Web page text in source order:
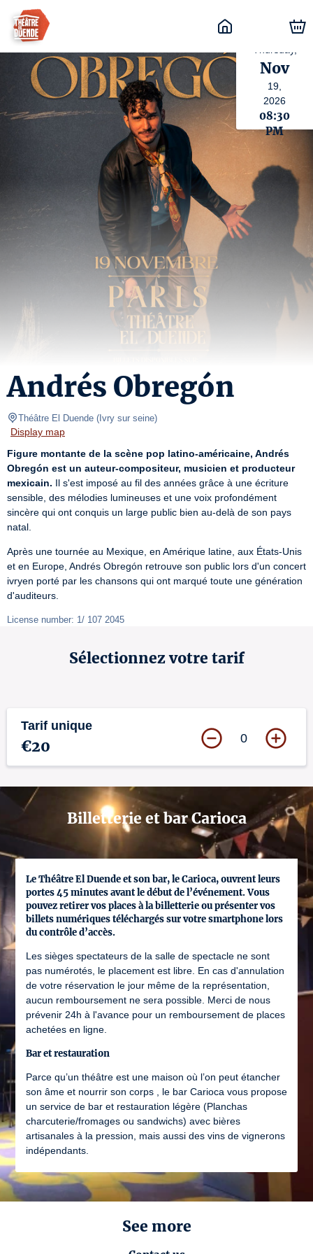
Nov
19,
2026
08:30
PM
Andrés Obregón
Théâtre El Duende ( Ivry sur seine)
Display map
Figure montante de la scène pop latino-américaine, Andrés
Obregón est un auteur-compositeur, musicien et producteur
mexicain. Il s'est imposé au fil des années grâce à une écriture
sensible, des mélodies lumineuses et une voix profondément
sincère qui ont conquis un large public bien au-delà de son pays
natal.
Après une tournée au Mexique, en Amérique latine, aux États-Unis
et en Europe, Andrés Obregón retrouve son public lors d'un concert
ivryen porté par les chansons qui ont marqué toute une génération
d'auditeurs.
License number: 1/ 107 2045
Sélectionnez votre tarif
Tarif unique
€20 0
Billetterie et bar Carioca
Le Théâtre El Duende et son bar, le Carioca, ouvrent leurs
portes 45 minutes avant le début de l’événement. Vous
pouvez retirer vos places à la billetterie ou présenter vos
billets numériques téléchargés sur votre smartphone lors
du contrôle d’accès.
Les sièges spectateurs de la salle de spectacle ne sont
pas numérotés, le placement est libre. En cas d'annulation
de votre réservation le jour même de la représentation,
aucun remboursement ne sera possible. Merci de nous
prévenir 24h à l'avance pour un remboursement de places
achetées en ligne.
Bar et restauration
Parce qu’un théâtre est une maison où l’on peut étancher
son âme et nourrir son corps , le bar Carioca vous propose
un service de bar et restauration légère (Planchas
charcuterie/fromages ou sandwichs) avec bières
artisanales à la pression, mais aussi des vins de vignerons
indépendants.
See more